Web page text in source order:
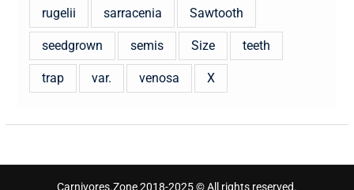
rugelii sarracenia Sawtooth
seedgrown semis Size teeth
trap var. venosa X
Carnivores.Zone 2018-2025 © All rights reserved.